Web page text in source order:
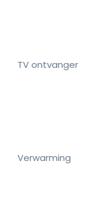
TV ontvanger
Verwarming